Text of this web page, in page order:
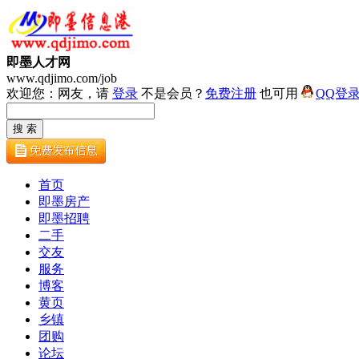
即墨人才网
www.qdjimo.com/job
欢迎您：网友，请 登录 不是会员？ 免费注册 也可用 QQ登
首页
即墨房产
即墨招聘
二手
交友
服务
博客
黄页
乡镇
团购
论坛